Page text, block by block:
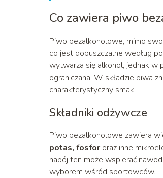
Co zawiera piwo
Piwo bezalkoholowe, mimo
co jest dopuszczalne według
wytwarza się alkohol, jednak w
ograniczana. W składzie piwa
charakterystyczny smak.
Składniki odżywcze
Piwo bezalkoholowe zawiera
potas, fosfor oraz inne
napój ten może wspierać
wyborem wśród sportowców.